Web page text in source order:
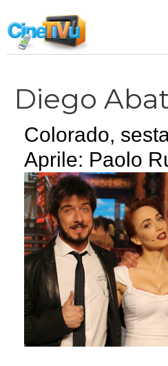
al
contenuto
Diego
Colorado,
Aprile: Paolo